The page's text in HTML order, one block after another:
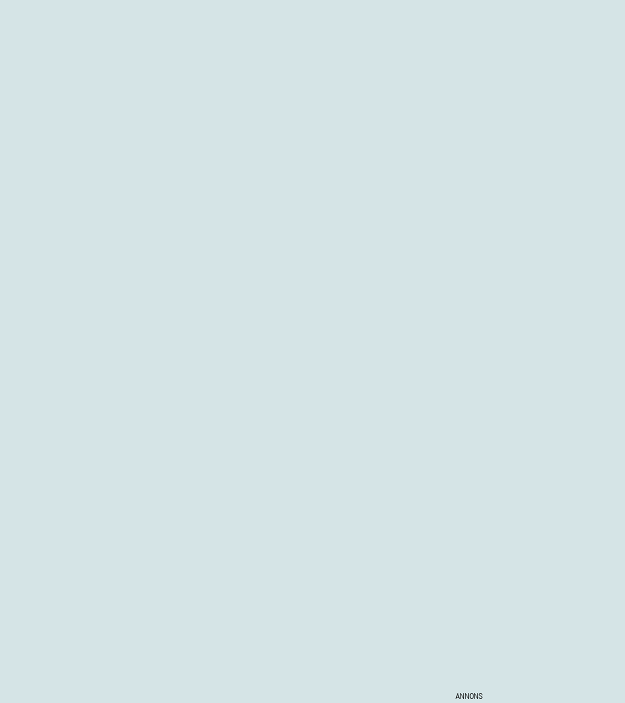
ANNONS